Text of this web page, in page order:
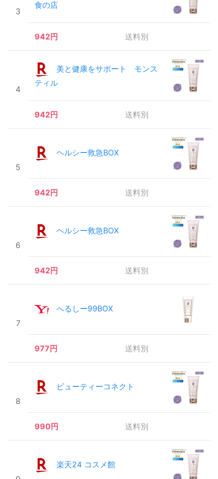
3
食の店
942円 送料別
4
美と健康をサポート モンス
ティル
942円 送料別
5
ヘルシー救急BOX
942円 送料別
6
ヘルシー救急BOX
942円 送料別
7
へるしー99BOX
977円 送料別
8
ビューティーコネクト
990円 送料別
楽天24 コスメ館